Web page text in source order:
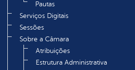
Pautas
Serviços Digitais
Sessões
Sobre a Câmara
Atribuições
Estrutura Administrativa